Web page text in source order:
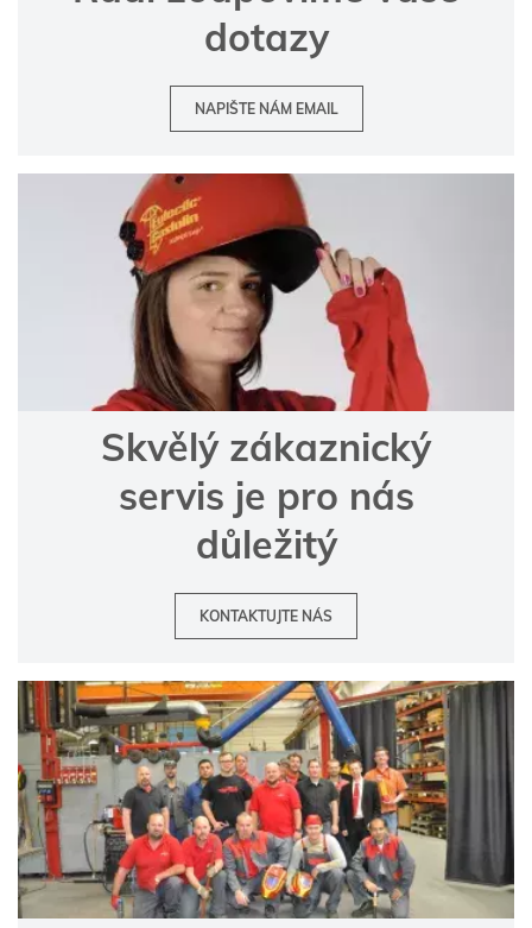
dotazy
NAPIŠTE NÁM EMAIL
Skvělý zákaznický
servis je pro nás
důležitý
KONTAKTUJTE NÁS